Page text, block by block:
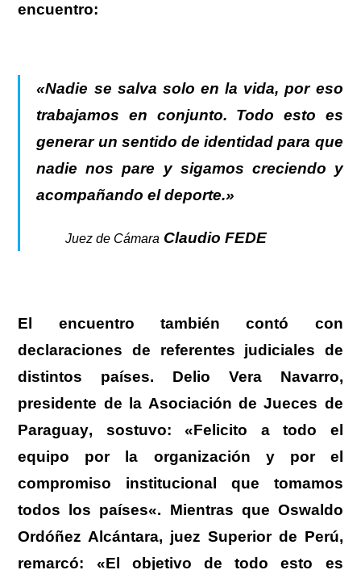
encuentro:
«Nadie se salva solo en la vida, por eso
trabajamos en conjunto. Todo esto es
generar un sentido de identidad para que
nadie nos pare y sigamos creciendo y
acompañando el deporte.»
Juez de Cámara Claudio FEDE
El encuentro también contó con
declaraciones de referentes judiciales de
distintos países. Delio Vera Navarro,
presidente de la Asociación de Jueces de
Paraguay, sostuvo:«Felicito a todo el
equipo por la organización y por el
compromiso institucional que tomamos
todos los países«. Mientras que Oswaldo
Ordóñez Alcántara, juez Superior de Perú,
remarcó: «El objetivo de todo esto es